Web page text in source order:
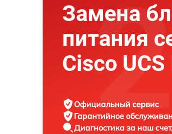
Замена
питания
Cisco
Официальный сервис
Гарантийное
Диагностика за наш